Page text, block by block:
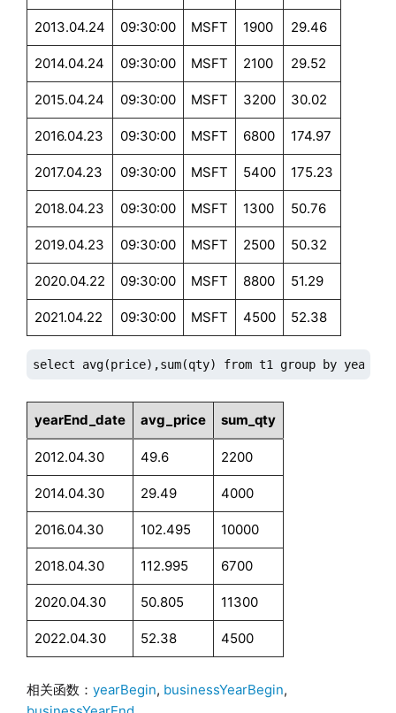
2013.04.24 09:30:00 MSFT 1900 29.46
2014.04.24 09:30:00 MSFT 2100 29.52
2015.04.24 09:30:00 MSFT 3200 30.02
2016.04.23 09:30:00 MSFT 6800 174.97
2017.04.23 09:30:00 MSFT 5400 175.23
2018.04.23 09:30:00 MSFT 1300 50.76
2019.04.23 09:30:00 MSFT 2500 50.32
2020.04.22 09:30:00 MSFT 8800 51.29
2021.04.22 09:30:00 MSFT 4500 52.38
select avg(price),sum(qty) from t1 group by
yearEnd_date avg_price sum_qty
2012.04.30 49.6 2200
2014.04.30 29.49 4000
2016.04.30 102.495 10000
2018.04.30 112.995 6700
2020.04.30 50.805 11300
2022.04.30 52.38 4500
相关函数： yearBegin, businessYearBegin,